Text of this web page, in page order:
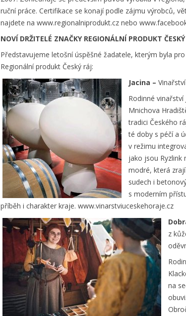
ruční práce. Certifikace se konají podle zájmu výrobců,
najdete na www.regionalniprodukt.cz nebo
NOVÍ DRŽITELÉ ZNAČKY REGIONÁLNÍ PRODUKT
Představujeme letošní úspěšné žadatele, kterým byla
Regionální produkt Český ráj:
Jacina –
Rodinné vinařství
Mnichova
tradici Českého
té doby s péčí a
v režimu
jako jsou Ryzlink
modré, která
sudech i
s moderním
příběh i charakter kraje. www.vinarstviuceskehoraje.cz
z
na